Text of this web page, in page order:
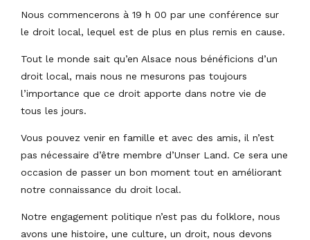
Nous commencerons à 19 h 00 par une conférence sur
le droit local, lequel est de plus en plus remis en cause.
Tout le monde sait qu’en Alsace nous bénéficions d’un
droit local, mais nous ne mesurons pas toujours
l’importance que ce droit apporte dans notre vie de
tous les jours.
Vous pouvez venir en famille et avec des amis, il n’est
pas nécessaire d’être membre d’Unser Land. Ce sera une
occasion de passer un bon moment tout en améliorant
notre connaissance du droit local.
Notre engagement politique n’est pas du folklore, nous
avons une histoire, une culture, un droit, nous devons